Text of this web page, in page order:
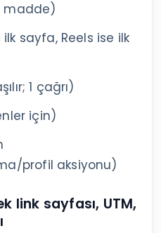
madde)
sayfa, Reels ise ilk
1 çağrı)
için)
profil aksiyonu)
link sayfası, UTM,